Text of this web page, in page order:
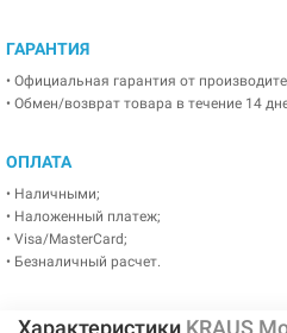
ГАРАНТИЯ
• Официальная гарантия от
• Обмен/возврат товара в течение 14
ОПЛАТА
• Наличными;
• Наложенный платеж;
• Visa/MasterCard;
• Безналичный расчет.
Характеристики KRAUS